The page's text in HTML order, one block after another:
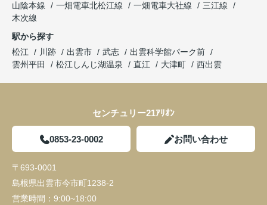
山陰本線
一畑電車北松江線 一畑電車大社線
三江線
木次線
駅から探す
松江
川跡 出雲市 武志
出雲科学館パーク前
雲州平田
松江しんじ湖温泉 直江 大津町 西出雲
センチュリー21ｱﾘｵﾝ
0853-23-0002 お問い合わせ
〒693-0001
島根県出雲市今市町1238-2
営業時間： 9:00~18:00